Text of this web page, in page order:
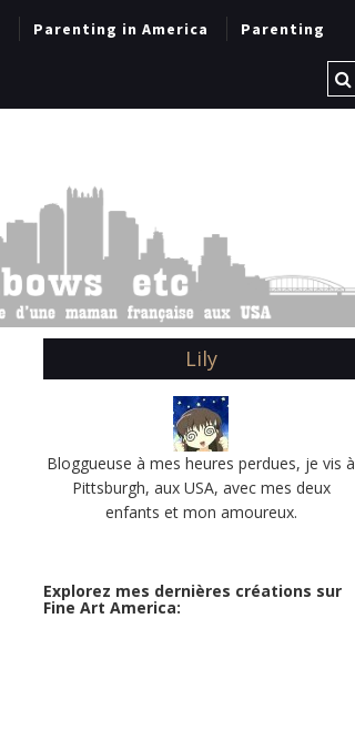
Parenting in America
Parenting
Lily
Bloggueuse à mes heures perdues, je vis à
Pittsburgh, aux USA, avec mes deux
enfants et mon amoureux.
Explorez mes dernières créations sur
Fine Art America: